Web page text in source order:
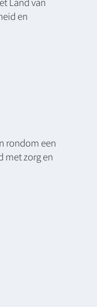
en
rondom een
met zorg en